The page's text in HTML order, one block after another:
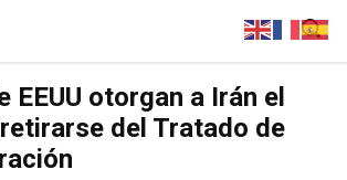
EEUU otorgan a Irán el
del Tratado de